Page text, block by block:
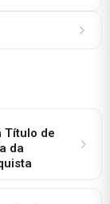
Título de
da